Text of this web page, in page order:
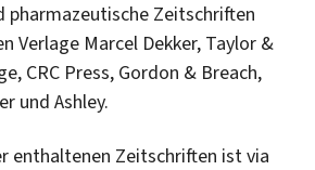
pharmazeutische Zeitschriften
Verlage Marcel Dekker, Taylor &
CRC Press, Gordon & Breach,
und Ashley.
enthaltenen Zeitschriften ist via